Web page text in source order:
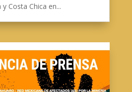
Costa Chica en...